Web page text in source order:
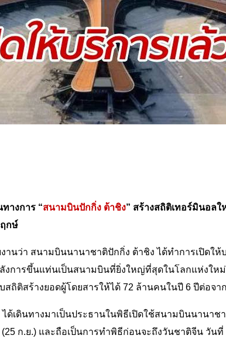
ทางการ “สนามบินปักกิ่ง ต้าชิง” สร้างสถิติเทอร์มินอล
กษ์
งานว่า สนามบินนานาชาติปักกิ่ง ต้าชิง ได้ทำการเปิดให้
งการขึ้นแท่นเป็นสนามบินที่ยิ่งใหญ่ที่สุดในโลกแห่งให
สถิติสร้างยอดผู้โดยสารให้ได้ 72 ล้านคนในปี 6 ปีต่อจา
ด้เดินทางมาเป็นประธานในพิธีเปิดใช้สนามบินนานาช
(25 ก.ย.) และถือเป็นการทำพิธีก่อนจะถึงวันชาติจีน วั